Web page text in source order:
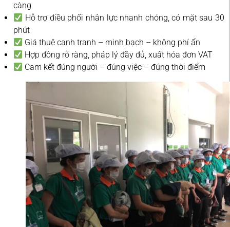
càng
Hỗ trợ điều phối nhân lực nhanh chóng, có mặt sau 30
phút
Giá thuê cạnh tranh – minh bạch – không phí ẩn
Hợp đồng rõ ràng, pháp lý đầy đủ, xuất hóa đơn VAT
Cam kết đúng người – đúng việc – đúng thời điểm